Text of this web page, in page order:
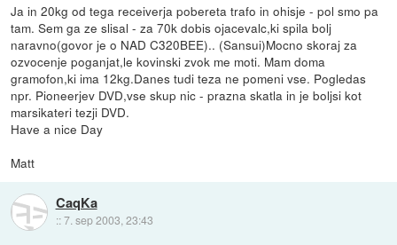
Ja in 20kg od tega receiverja pobereta trafo in ohisje - pol smo pa
tam. Sem ga ze slisal - za 70k dobis ojacevalc,ki spila bolj
naravno(govor je o NAD C320BEE).. (Sansui)Mocno skoraj za
ozvocenje poganjat,le kovinski zvok me moti. Mam doma
gramofon,ki ima 12kg.Danes tudi teza ne pomeni vse. Pogledas
npr. Pioneerjev DVD,vse skup nic - prazna skatla in je boljsi kot
marsikateri tezji DVD.
Have a nice Day
Matt
CaqKa
::7. sep 2003, 23:43